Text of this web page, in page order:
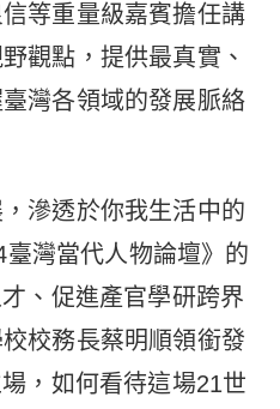
等重量級嘉賓擔任講
觀點，提供最真實、
灣各領域的發展脈絡
滲透於你我生活中的
灣當代人物論壇》的
、促進產官學研跨界
校務長蔡明順領銜發
，如何看待這場21世